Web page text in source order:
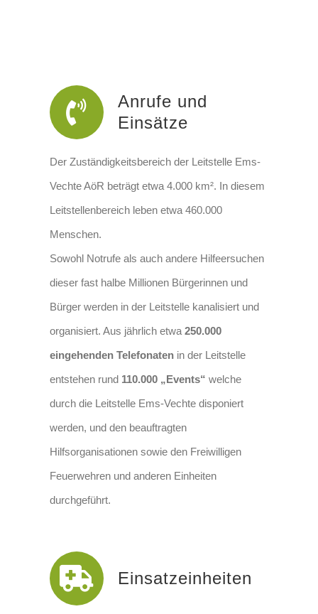
Anrufe und
Einsätze
Der Zuständigkeitsbereich der Leitstelle Ems-
Vechte AöR beträgt etwa 4.000 km². In diesem
Leitstellenbereich leben etwa 460.000
Menschen.
Sowohl Notrufe als auch andere Hilfeersuchen
dieser fast halbe Millionen Bürgerinnen und
Bürger werden in der Leitstelle kanalisiert und
organisiert. Aus jährlich etwa250.000
eingehenden Telefonatenin der Leitstelle
entstehen rund 110.000 „Events“ welche
durch die Leitstelle Ems-Vechte disponiert
werden, und den beauftragten
Hilfsorganisationen sowie den Freiwilligen
Feuerwehren und anderen Einheiten
durchgeführt.
Einsatzeinheiten